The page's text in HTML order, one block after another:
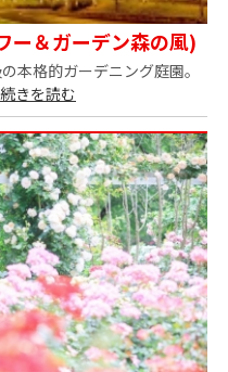
ー＆ガーデン森の風)
本格的ガーデニング庭園。
続きを読む